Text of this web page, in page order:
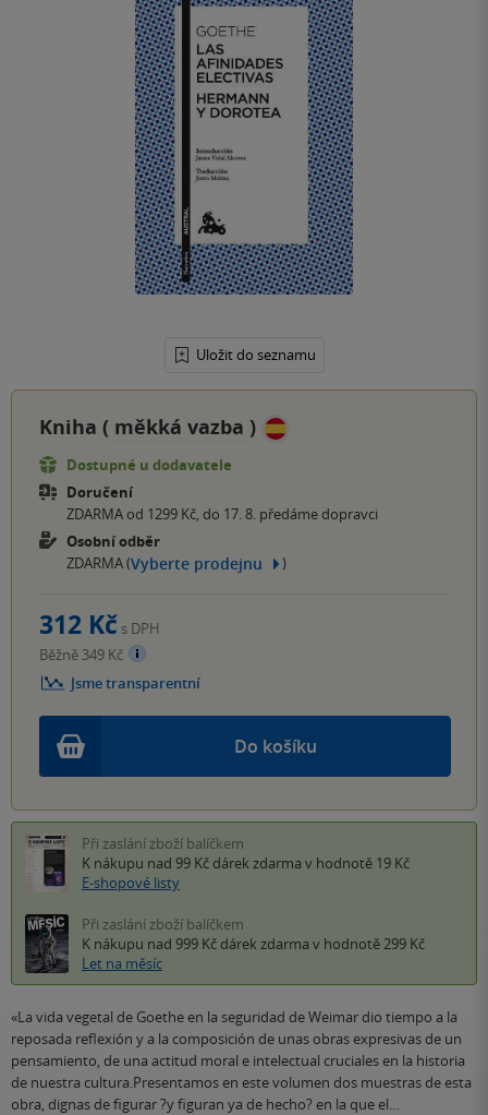
Uložit do seznamu
Kniha ( měkká vazba )
Dostupné u dodavatele
Doručení
ZDARMA od 1299 Kč, do 17. 8. předáme dopravci
Osobní odběr
ZDARMA (Vyberte prodejnu )
Do košíku
312 Kč s DPH
Běžně 349 Kč
Jsme transparentní
Při zaslání zboží balíčkem
K nákupu nad 99 Kč dárek zdarma v hodnotě 19 Kč
E-shopové listy
Při zaslání zboží balíčkem
K nákupu nad 999 Kč dárek zdarma v hodnotě 299 Kč
Let na měsíc
«La vida vegetal de Goethe en la seguridad de Weimar dio tiempo a la
reposada reflexión y a la composición de unas obras expresivas de un
pensamiento, de una actitud moral e intelectual cruciales en la historia
de nuestra cultura.Presentamos en este volumen dos muestras de esta
obra, dignas de figurar ?y figuran ya de hecho? en la que el…